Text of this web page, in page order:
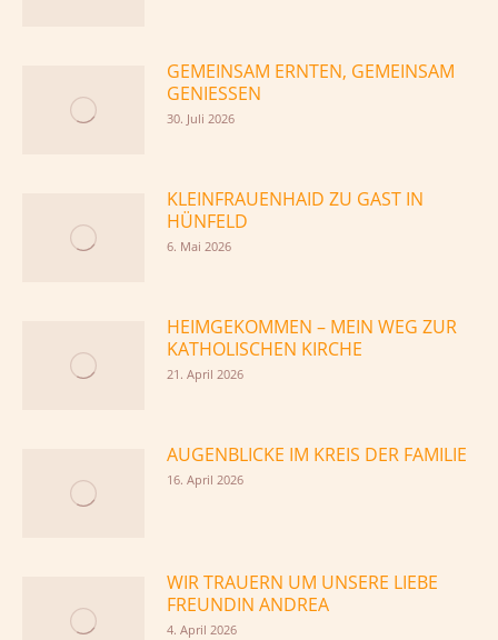
GEMEINSAM ERNTEN, GEMEINSAM
GENIESSEN
30. Juli 2026
KLEINFRAUENHAID ZU GAST IN
HÜNFELD
6. Mai 2026
HEIMGEKOMMEN – MEIN WEG ZUR
KATHOLISCHEN KIRCHE
21. April 2026
AUGENBLICKE IM KREIS DER FAMILIE
16. April 2026
WIR TRAUERN UM UNSERE LIEBE
FREUNDIN ANDREA
4. April 2026